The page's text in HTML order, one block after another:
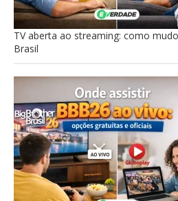
TV aberta ao streaming: como
Brasil